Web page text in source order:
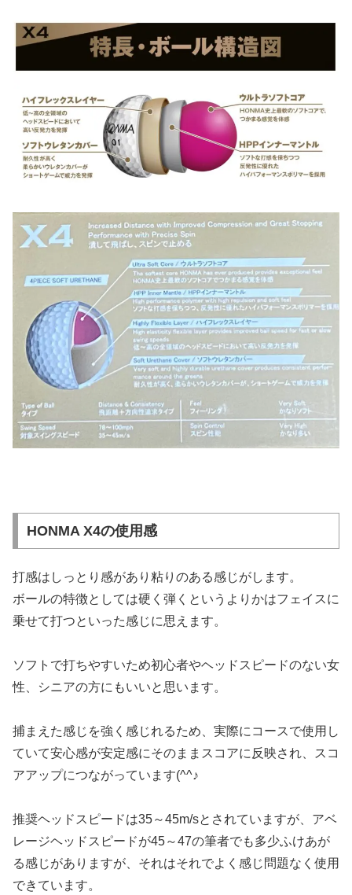
HONMA X4の使用感
打感はしっとり感があり粘りのある感じがします。
ボールの特徴としては硬く弾くというよりかはフェイスに
乗せて打つといった感じに思えます。
ソフトで打ちやすいため初心者やヘッドスピードのない女
性、シニアの方にもいいと思います。
捕まえた感じを強く感じれるため、実際にコースで使用し
ていて安心感が安定感にそのままスコアに反映され、スコ
アアップにつながっています(^^♪
推奨ヘッドスピードは35～45m/sとされていますが、アベ
レージヘッドスピードが45～47の筆者でも多少ふけあが
る感じがありますが、それはそれでよく感じ問題なく使用
できています。